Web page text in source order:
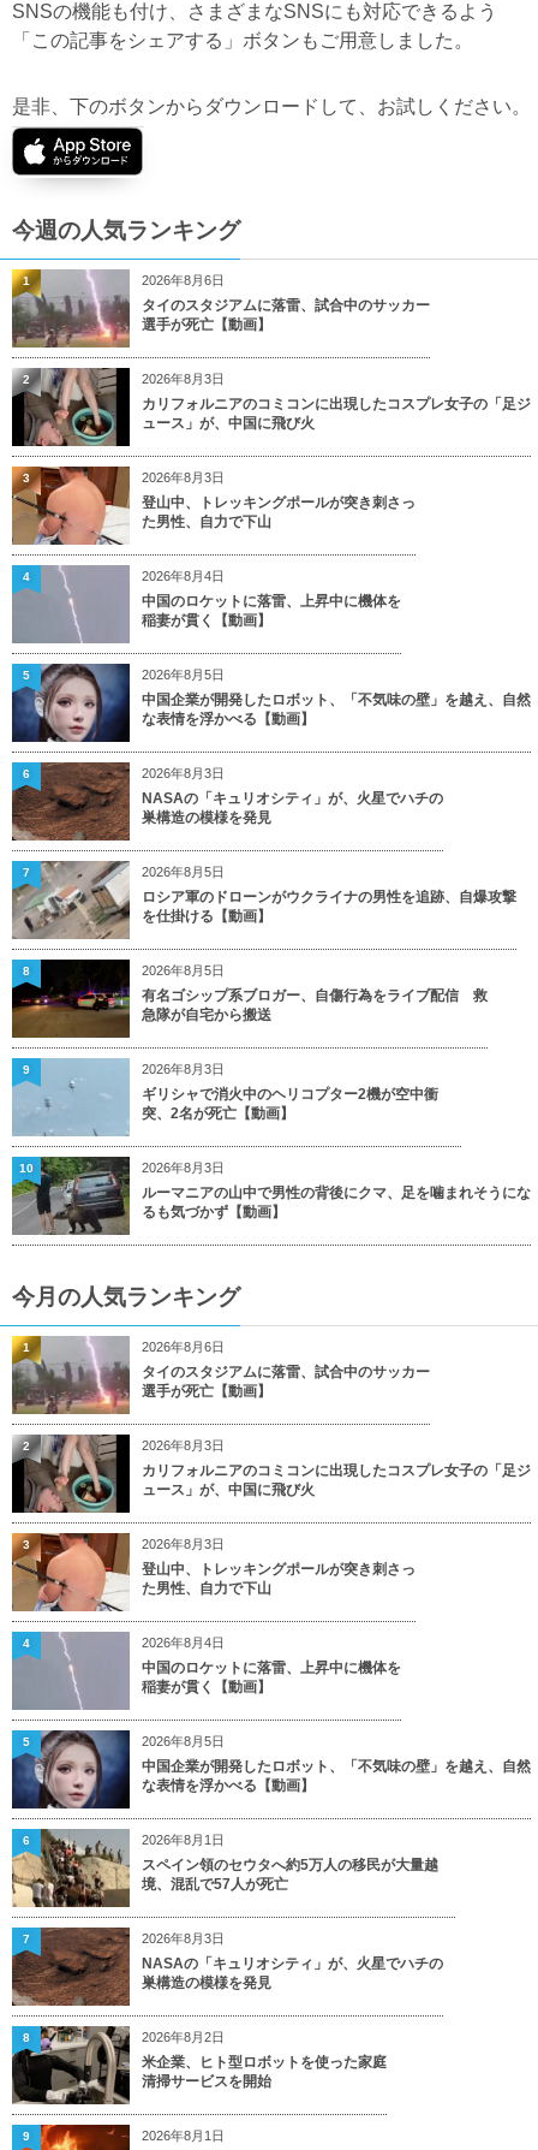
SNSの機能も付け、さまざまなSNSにも対応できるよう
「この記事をシェアする」ボタンもご用意しました。
是非、下のボタンからダウンロードして、お試しください。
今週の人気ランキング
2026年8月6日
タイのスタジアムに落雷、試合中のサッカー
選手が死亡【動画】
1
2026年8月3日
カリフォルニアのコミコンに出現したコスプレ女子の「足ジ
ュース」が、中国に飛び火
2
2026年8月3日
登山中、トレッキングポールが突き刺さっ
た男性、自力で下山
3
2026年8月4日
中国のロケットに落雷、上昇中に機体を
稲妻が貫く【動画】
4
2026年8月5日
中国企業が開発したロボット、「不気味の壁」を越え、自然
な表情を浮かべる【動画】
5
2026年8月3日
NASAの「キュリオシティ」が、火星でハチの
巣構造の模様を発見
6
2026年8月5日
ロシア軍のドローンがウクライナの男性を追跡、自爆攻撃
を仕掛ける【動画】
7
2026年8月5日
有名ゴシップ系ブロガー、自傷行為をライブ配信 救
急隊が自宅から搬送
8
2026年8月3日
ギリシャで消火中のヘリコプター2機が空中衝
突、2名が死亡【動画】
9
2026年8月3日
ルーマニアの山中で男性の背後にクマ、足を噛まれそうにな
るも気づかず【動画】
10
今月の人気ランキング
2026年8月6日
タイのスタジアムに落雷、試合中のサッカー
選手が死亡【動画】
1
2026年8月3日
カリフォルニアのコミコンに出現したコスプレ女子の「足ジ
ュース」が、中国に飛び火
2
2026年8月3日
登山中、トレッキングポールが突き刺さっ
た男性、自力で下山
3
2026年8月4日
中国のロケットに落雷、上昇中に機体を
稲妻が貫く【動画】
4
2026年8月5日
中国企業が開発したロボット、「不気味の壁」を越え、自然
な表情を浮かべる【動画】
5
2026年8月1日
スペイン領のセウタへ約5万人の移民が大量越
境、混乱で57人が死亡
6
2026年8月3日
NASAの「キュリオシティ」が、火星でハチの
巣構造の模様を発見
7
2026年8月2日
米企業、ヒト型ロボットを使った家庭
清掃サービスを開始
8
2026年8月1日
9